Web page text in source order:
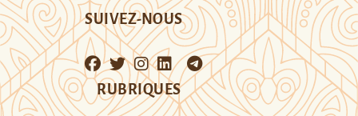
SUIVEZ-NOUS
RUBRIQUES